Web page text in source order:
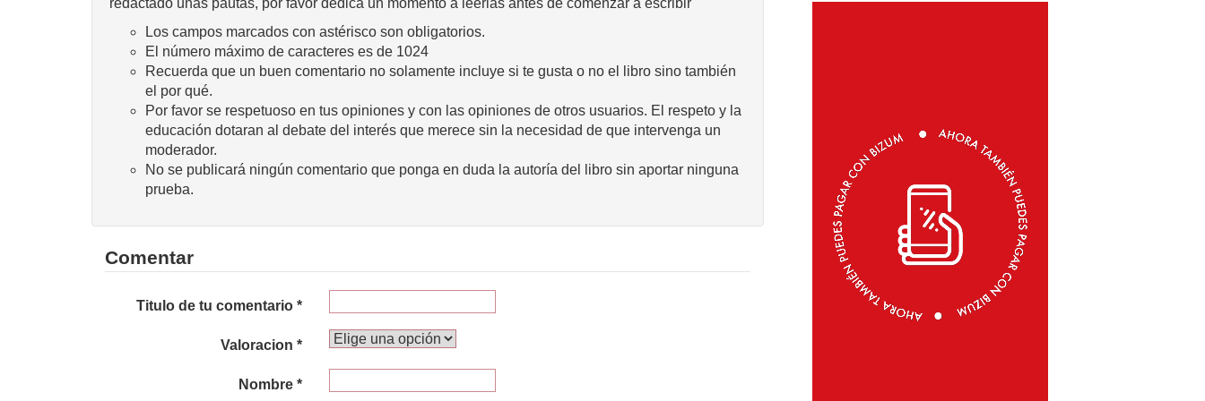
redactado unas pautas, por favor dedica un momento a leerlas antes de comenzar a escribir
Los campos marcados con astérisco son obligatorios.
El número máximo de caracteres es de 1024
Recuerda que un buen comentario no solamente incluye si te gusta o no el libro sino también
el por qué.
Por favor se respetuoso en tus opiniones y con las opiniones de otros usuarios. El respeto y la
educación dotaran al debate del interés que merece sin la necesidad de que intervenga un
moderador.
No se publicará ningún comentario que ponga en duda la autoría del libro sin aportar ninguna
prueba.
Comentar
Titulo de tu comentario *
Valoracion *
Nombre *